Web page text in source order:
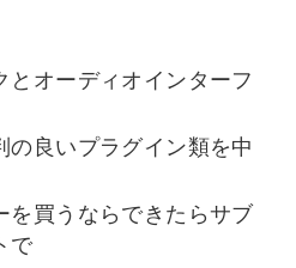
とオーディオインターフ
の良いプラグイン類を中
を買うならできたらサブ
で